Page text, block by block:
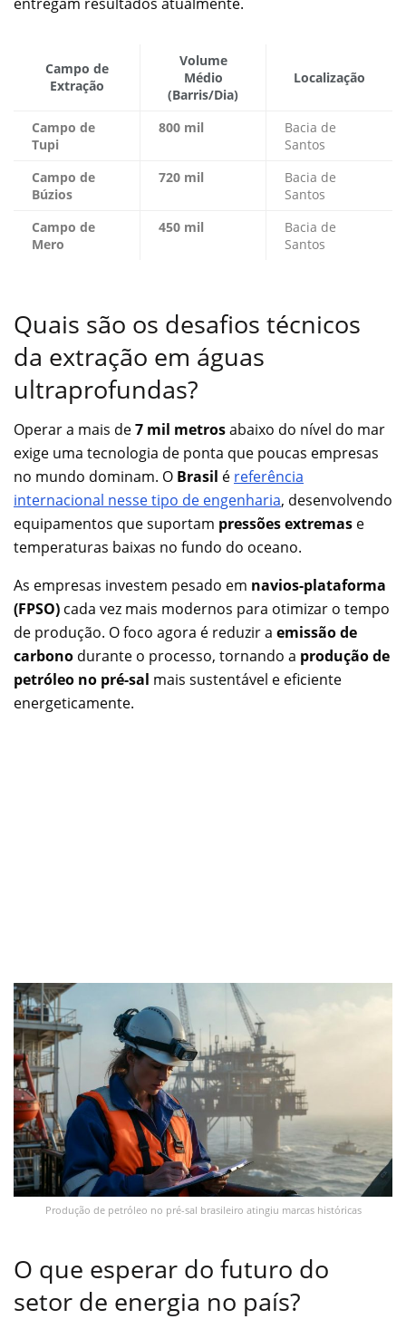
Campo de
Extração
Volume
Médio
(Barris/Dia)
Localização
Campo de
Tupi
800 mil
Bacia de
Santos
Campo de
Búzios
720 mil
Bacia de
Santos
Campo de
Mero
450 mil
Bacia de
Santos
Quais são os desafios técnicos
da extração em águas
ultraprofundas?
Operar a mais de7 mil metrosabaixo do nível do mar
exige uma tecnologia de ponta que poucas empresas
no mundo dominam. O Brasil é referência
internacional nesse tipo de engenharia, desenvolvendo
equipamentos que suportam pressões extremas e
temperaturas baixas no fundo do oceano.
As empresas investem pesado em navios-plataforma
(FPSO) cada vez mais modernos para otimizar o tempo
de produção. O foco agora é reduzir a emissão de
carbono durante o processo, tornando a produção de
petróleo no pré-sal mais sustentável e eficiente
energeticamente.
Produção de petróleo no pré-sal brasileiro atingiu marcas históricas
O que esperar do futuro do
setor de energia no país?